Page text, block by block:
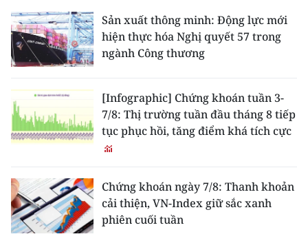
FRANÇAIS
РУССКИЙ
한국어
Sản xuất thông minh: Động lực mới
hiện thực hóa Nghị quyết 57 trong
ngành Công thương
[Infographic] Chứng khoán tuần 3-
7/8: Thị trường tuần đầu tháng 8 tiếp
tục phục hồi, tăng điểm khá tích cực
Chứng khoán ngày 7/8: Thanh khoản
cải thiện, VN-Index giữ sắc xanh
phiên cuối tuần